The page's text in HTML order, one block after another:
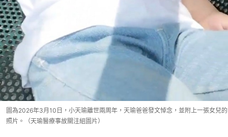
圖為2026年3月10日，小天瑜離世兩周年，天瑜爸爸發文悼念，並附上一張女兒的
照片。（天瑜醫療事故關注組圖片）